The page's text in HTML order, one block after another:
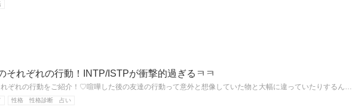
それぞれの行動！INTP/ISTPが衝撃的過ぎるㅋㅋ
ぞれの行動をご紹介！♡喧嘩した後の友達の行動って意外と想像していた物と大幅に違っていたりするん…
性格 性格診断 占い